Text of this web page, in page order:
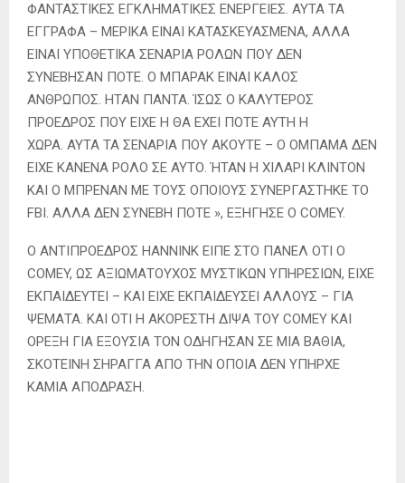
ΦΑΝΤΑΣΤΙΚΕΣ ΕΓΚΛΗΜΑΤΙΚΕΣ ΕΝΕΡΓΕΙΕΣ. ΑΥΤΑ ΤΑ
ΕΓΓΡΑΦΑ – ΜΕΡΙΚΑ ΕΙΝΑΙ ΚΑΤΑΣΚΕΥΑΣΜΕΝΑ, ΑΛΛΑ
ΕΙΝΑΙ ΥΠΟΘΕΤΙΚΑ ΣΕΝΑΡΙΑ ΡΟΛΩΝ ΠΟΥ ΔΕΝ
ΣΥΝΕΒΗΣΑΝ ΠΟΤΕ. Ο ΜΠΑΡΑΚ ΕΙΝΑΙ ΚΑΛΟΣ
ΑΝΘΡΩΠΟΣ. ΗΤΑΝ ΠΑΝΤΑ. ΊΣΩΣ Ο ΚΑΛΥΤΕΡΟΣ
ΠΡΟΕΔΡΟΣ ΠΟΥ ΕΙΧΕ Η ΘΑ ΕΧΕΙ ΠΟΤΕ ΑΥΤΗ Η
ΧΩΡΑ. ΑΥΤΑ ΤΑ ΣΕΝΑΡΙΑ ΠΟΥ ΑΚΟΥΤΕ – Ο ΟΜΠΑΜΑ ΔΕΝ
ΕΙΧΕ ΚΑΝΕΝΑ ΡΟΛΟ ΣΕ ΑΥΤΟ. ΉΤΑΝ Η ΧΙΛΑΡΙ ΚΛΙΝΤΟΝ
ΚΑΙ Ο ΜΠΡΕΝΑΝ ΜΕ ΤΟΥΣ ΟΠΟΙΟΥΣ ΣΥΝΕΡΓΑΣΤΗΚΕ ΤΟ
FBI. ΑΛΛΑ ΔΕΝ ΣΥΝΕΒΗ ΠΟΤΕ », ΕΞΗΓΗΣΕ Ο COMEY.
Ο ΑΝΤΙΠΡΟΕΔΡΟΣ HANNINK ΕΙΠΕ ΣΤΟ ΠΑΝΕΛ ΟΤΙ Ο
COMEY, ΩΣ ΑΞΙΩΜΑΤΟΥΧΟΣ ΜΥΣΤΙΚΩΝ ΥΠΗΡΕΣΙΩΝ, ΕΙΧΕ
ΕΚΠΑΙΔΕΥΤΕΙ – ΚΑΙ ΕΙΧΕ ΕΚΠΑΙΔΕΥΣΕΙ ΑΛΛΟΥΣ – ΓΙΑ
ΨΕΜΑΤΑ. ΚΑΙ ΟΤΙ Η ΑΚΟΡΕΣΤΗ ΔΙΨΑ ΤΟΥ COMEY ΚΑΙ
ΟΡΕΞΗ ΓΙΑ ΕΞΟΥΣΙΑ ΤΟΝ ΟΔΗΓΗΣΑΝ ΣΕ ΜΙΑ ΒΑΘΙΑ,
ΣΚΟΤΕΙΝΗ ΣΗΡΑΓΓΑ ΑΠΟ ΤΗΝ ΟΠΟΙΑ ΔΕΝ ΥΠΗΡΧΕ
ΚΑΜΙΑ ΑΠΟΔΡΑΣΗ.